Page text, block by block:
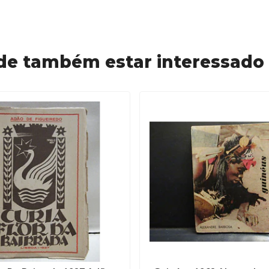
também estar interessado